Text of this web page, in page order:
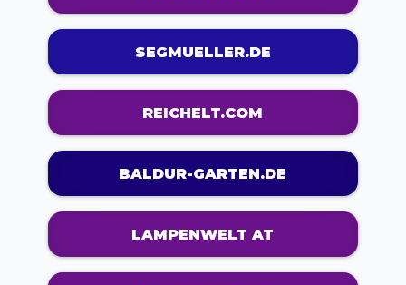
SEGMUELLER.DE
REICHELT.COM
BALDUR-GARTEN.DE
LAMPENWELT AT